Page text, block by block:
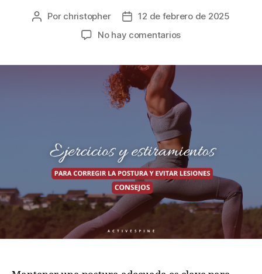
Por christopher
12 de febrero de 2025
No hay comentarios